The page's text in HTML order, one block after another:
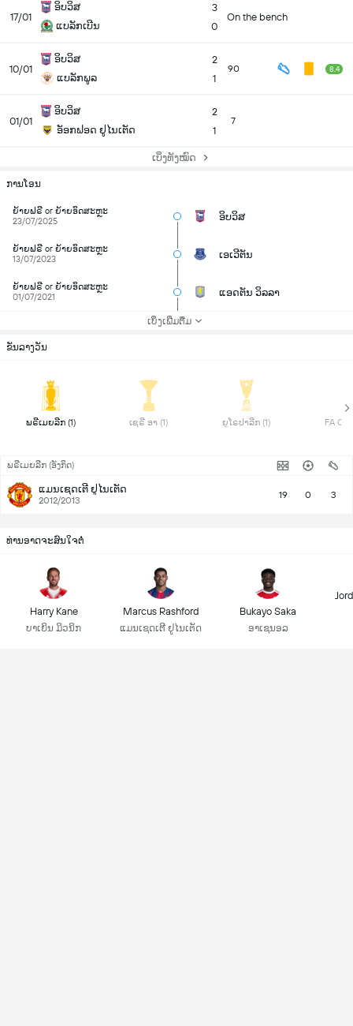
17/01
ອິບວິສ
ແບລັກເບີນ
3
0
On the bench
10/01
ອິບວິສ
ແບລັກພູລ
2
1
90 8.4
01/01
ອິບວິສ
ອັອກຟອດ ຢູໄນເຕັດ
2
1
7
ເບິ່ງທັງໝົດ
ການໂອນ
ຍ້າຍຟຣີ or ຍ້າຍອິດສະຫຼະ
23/07/2025
ອິບວິສ
ຍ້າຍຟຣີ or ຍ້າຍອິດສະຫຼະ
13/07/2023
ເອເວີຕັນ
ຍ້າຍຟຣີ or ຍ້າຍອິດສະຫຼະ
01/07/2021
ແອດຕັນ ວິລລາ
ເບິ່ງເພີ່ມຕື່ມ
ຂັນລາງວັນ
ພຣີເມຍລີກ (ອັງກິດ)
ແມນເຊດເຕີ ຢູໄນເຕັດ
2012/2013 19 0 3
ທ່ານອາດຈະສົນໃຈຕໍ່
Harry Kane
ບາເຍິນ ມິວນິກ
Marcus Rashford
ແມນເຊດເຕີ ຢູໄນເຕັດ
Bukayo Saka
ອາເຊນອລ